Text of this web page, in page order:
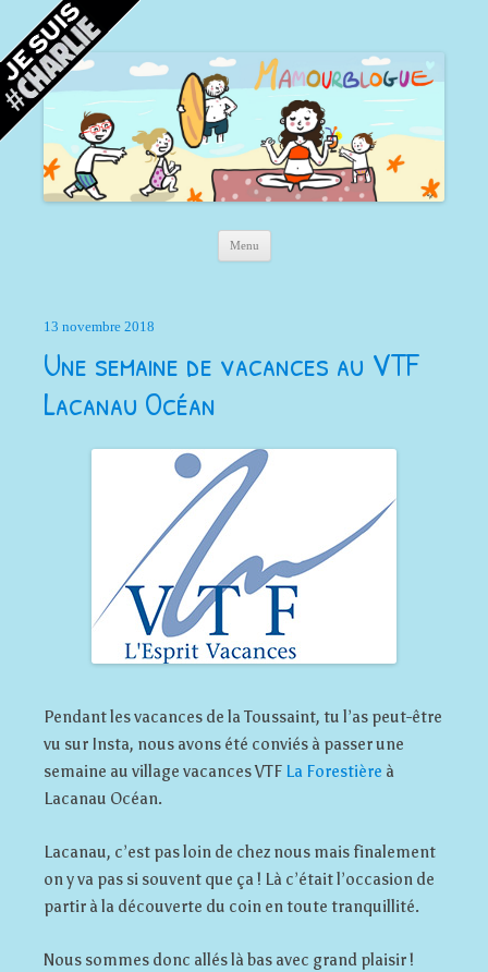
Mamour blogue
Blog d'une maman à Bordeaux, du sable, des coquillages… et la mer !
Menu Aller au contenu principal
13 novembre 2018
Une semaine de vacances au VTF
Lacanau Océan
Pendant les vacances de la Toussaint, tu l’as peut-être
vu sur Insta, nous avons été conviés à passer une
semaine au village vacances VTF La Forestière à
Lacanau Océan.
Lacanau, c’est pas loin de chez nous mais finalement
on y va pas si souvent que ça ! Là c’était l’occasion de
partir à la découverte du coin en toute tranquillité.
Nous sommes donc allés là bas avec grand plaisir !